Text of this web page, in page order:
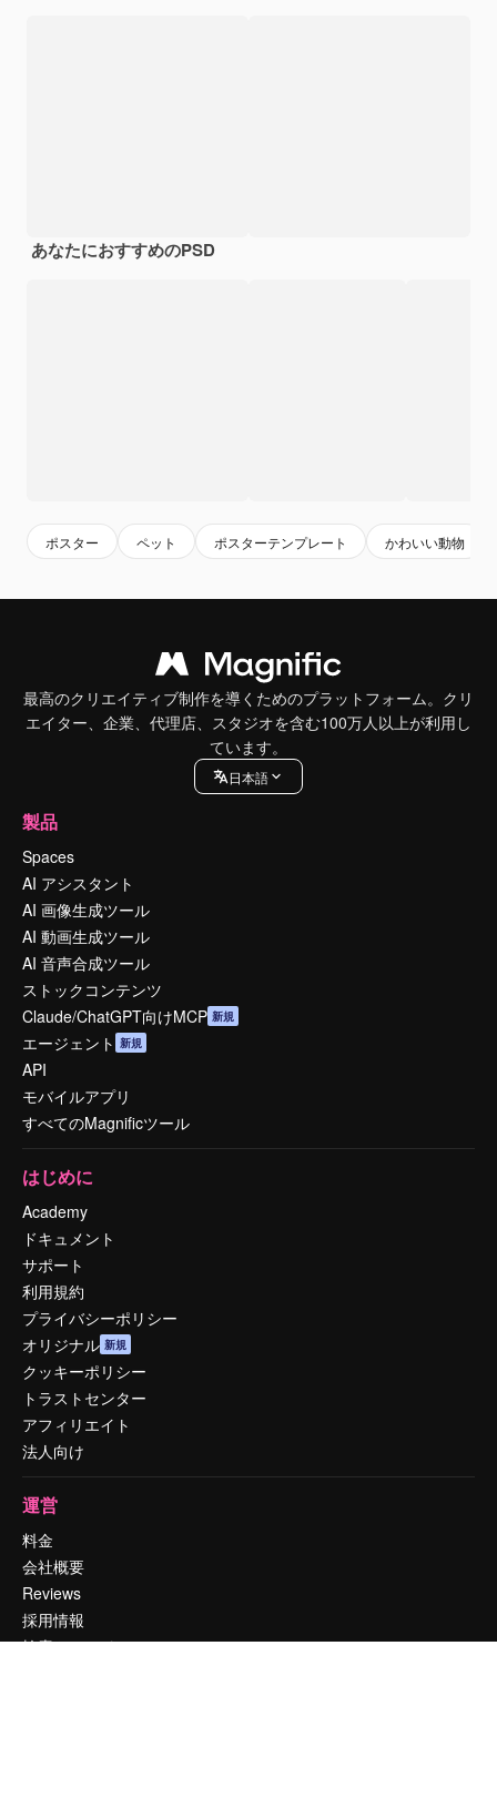
あなたにおすすめのPSD
ポスター ペット ポスターテンプレート かわいい動物
最高のクリエイティブ制作を導くためのプラットフォーム。クリ
エイター、企業、代理店、スタジオを含む100万人以上が利用し
ています。
日本語
製品
Spaces
AI アシスタント
AI 画像生成ツール
AI 動画生成ツール
AI 音声合成ツール
ストックコンテンツ
Claude/ChatGPT向けMCP 新規
エージェント 新規
API
モバイルアプリ
すべてのMagnificツール
はじめに
Academy
ドキュメント
サポート
利用規約
プライバシーポリシー
オリジナル 新規
クッキーポリシー
トラストセンター
アフィリエイト
法人向け
運営
料金
会社概要
Reviews
採用情報
検索トレンド